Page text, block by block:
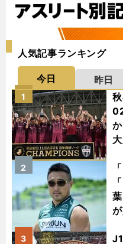
人気記事ランキング
今日 昨日
1
2
3